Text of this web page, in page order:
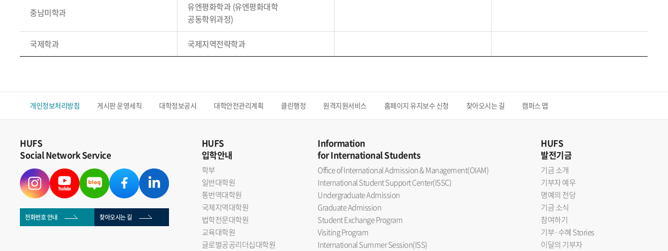
중남미학과
유엔평화학과 (유엔평화대학
공동학위과정)
국제학과 국제지역전략학과
개인정보처리방침 게시판 운영세칙 대학정보공시 대학안전관리계획 클린행정 원격지원서비스 홈페이지 유지보수 신청 찾아오시는 길 캠퍼스 맵
HUFS
Social Network Service
전화번호 안내 찾아오시는 길
HUFS
입학안내
학부
일반대학원
통번역대학원
국제지역대학원
법학전문대학원
교육대학원
글로벌공공리더십대학원
Information
for International Students
Office of International Admission & Management(OIAM)
International Student Support Center(ISSC)
Undergraduate Admission
Graduate Admission
Student Exchange Program
Visiting Program
International Summer Session(ISS)
HUFS
발전기금
기금 소개
기부자 예우
명예의 전당
기금 소식
참여하기
기부·수혜 Stories
이달의 기부자